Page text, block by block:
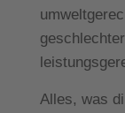
Alles, was